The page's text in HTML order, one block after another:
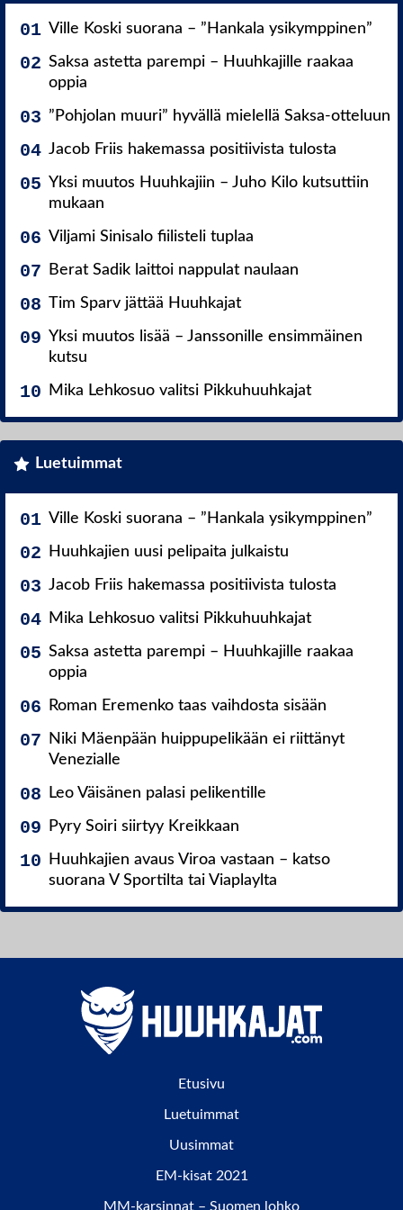
Ville Koski suorana – ”Hankala ysikymppinen”
Saksa astetta parempi – Huuhkajille raakaa
oppia
”Pohjolan muuri” hyvällä mielellä Saksa-otteluun
Jacob Friis hakemassa positiivista tulosta
Yksi muutos Huuhkajiin – Juho Kilo kutsuttiin
mukaan
Viljami Sinisalo fiilisteli tuplaa
Berat Sadik laittoi nappulat naulaan
Tim Sparv jättää Huuhkajat
Yksi muutos lisää – Janssonille ensimmäinen
kutsu
Mika Lehkosuo valitsi Pikkuhuuhkajat
Luetuimmat
Ville Koski suorana – ”Hankala ysikymppinen”
Huuhkajien uusi pelipaita julkaistu
Jacob Friis hakemassa positiivista tulosta
Mika Lehkosuo valitsi Pikkuhuuhkajat
Saksa astetta parempi – Huuhkajille raakaa
oppia
Roman Eremenko taas vaihdosta sisään
Niki Mäenpään huippupelikään ei riittänyt
Venezialle
Leo Väisänen palasi pelikentille
Pyry Soiri siirtyy Kreikkaan
Huuhkajien avaus Viroa vastaan – katso
suorana V Sportilta tai Viaplaylta
Etusivu
Luetuimmat
Uusimmat
EM-kisat 2021
MM-karsinnat – Suomen lohko